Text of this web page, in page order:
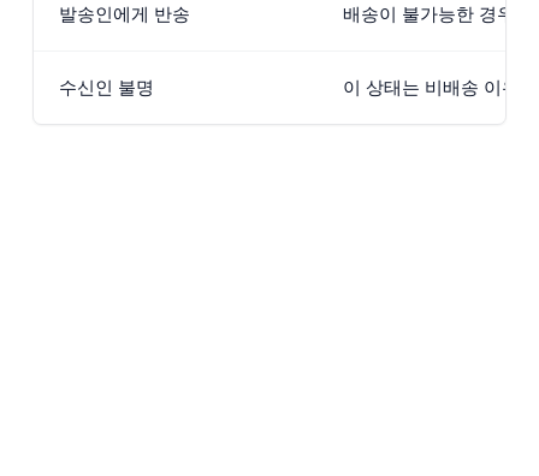
발송인에게 반송 배송이 불가능한 경우,
수신인 불명 이 상태는 비배송 이유